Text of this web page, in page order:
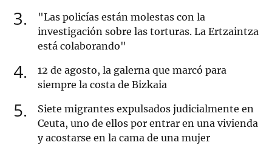
3
"Las policías están molestas con la
investigación sobre las torturas. La Ertzaintza
está colaborando"
4
12 de agosto, la galerna que marcó para
siempre la costa de Bizkaia
5
Siete migrantes expulsados judicialmente en
Ceuta, uno de ellos por entrar en una vivienda
y acostarse en la cama de una mujer